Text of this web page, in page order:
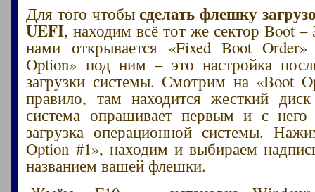
Для того чтобысделать флешку
UEFI, находим всё тот же сектор Boot –
нами открывается «Fixed Boot
Option» под ним – это настройка
загрузки системы. Смотрим на «Boot
правило, там находится жесткий
система опрашивает первым и с него
загрузка операционной системы.
Option #1», находим и выбираем
названием вашей флешки.